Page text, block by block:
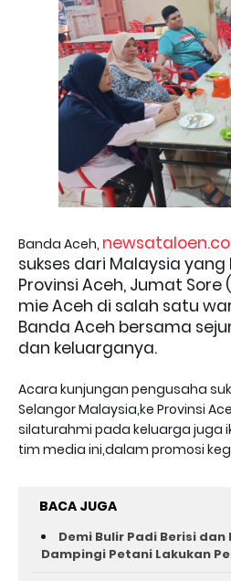
Banda Aceh,
sukses dari Malaysia yang
Provinsi Aceh, Jumat
mie Aceh di salah satu
Banda Aceh bersama
dan keluarganya.
Acara kunjungan pengusaha
Selangor Malaysia,ke Provinsi
silaturahmi pada keluarga juga
tim media ini,dalam promosi
BACA JUGA
Demi Bulir Padi Berisi
Dampingi Petani Lakukan